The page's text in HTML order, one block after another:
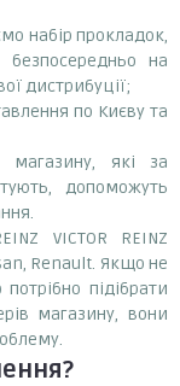
набір прокладок,
безпосередньо на
дистрибуції;
по Києву та
магазину, які за
допоможуть
VICTOR REINZ
Renault. Якщо не
підібрати
магазину, вони